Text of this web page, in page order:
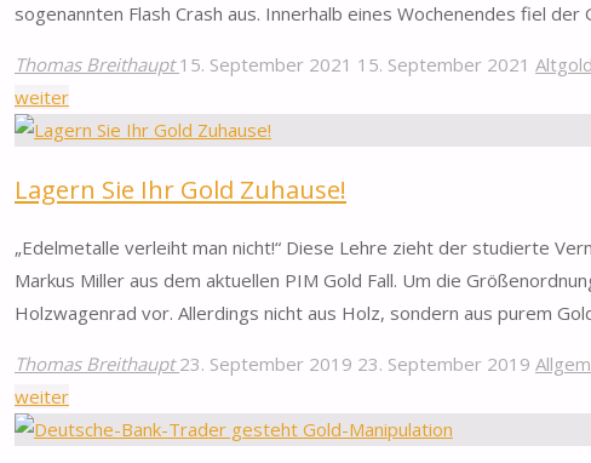
sogenannten Flash Crash aus. Innerhalb eines Wochenendes fiel
Thomas Breithaupt 15. September 2021 15. September 2021 Altgold
weiter"Daher
kommt
Goldpreis
Lagern Sie Ihr Gold Zuhause!
„Edelmetalle verleiht man nicht!“ Diese Lehre zieht der studierte
Markus Miller aus dem aktuellen PIM Gold Fall. Um die
Holzwagenrad vor. Allerdings nicht aus Holz, sondern aus purem
Thomas Breithaupt 23. September 2019 23. September 2019
weiter"Lagern
Sie